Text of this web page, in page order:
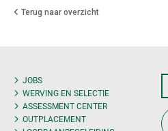
Terug naar overzicht
JOBS
WERVING EN SELECTIE
ASSESSMENT CENTER
OUTPLACEMENT